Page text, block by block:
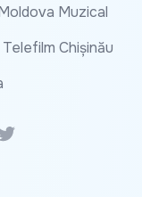
Muzical
Telefilm Chișinău